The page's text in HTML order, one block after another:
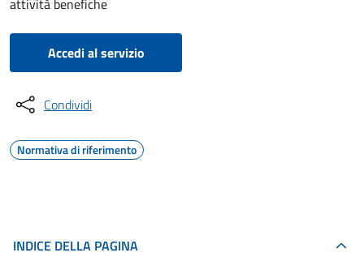
attività benefiche
Accedi al servizio
Condividi
Normativa di riferimento
INDICE DELLA PAGINA